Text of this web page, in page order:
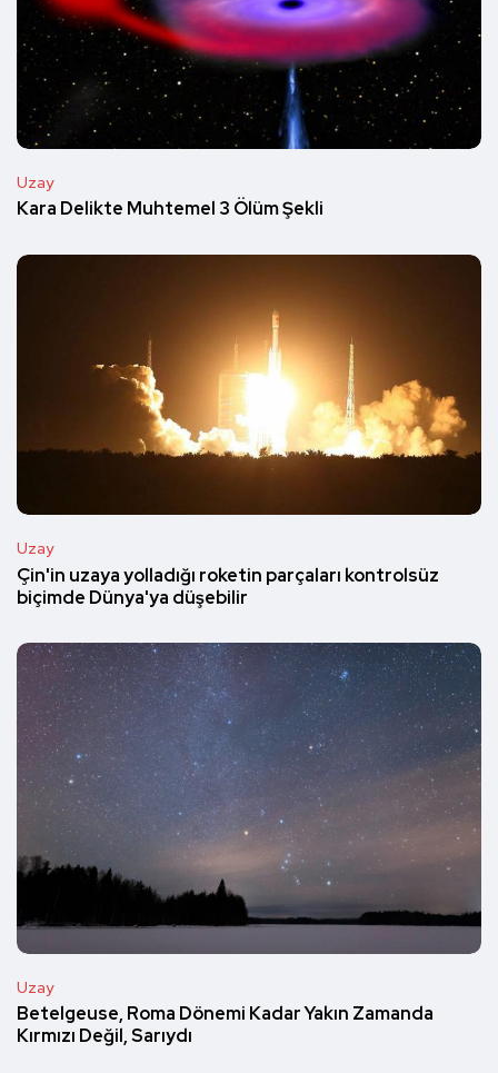
Uzay
Kara Delikte Muhtemel 3 Ölüm Şekli
Uzay
Çin'in uzaya yolladığı roketin parçaları kontrolsüz
biçimde Dünya'ya düşebilir
Uzay
Betelgeuse, Roma Dönemi Kadar Yakın Zamanda
Kırmızı Değil, Sarıydı